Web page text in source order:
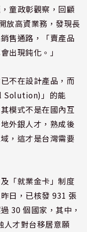
童政彰觀察，回顧
放高資業務，發現長
售通路，「賣產品
出現鈍化。」
不在設計產品，而
Solution)」的能
模式不是在國內互
外銀人才，熟成後
，這才是台灣需要
「就業金卡」制度
日，已核發 931 張
30 個國家，其中，
人才對台移居意願